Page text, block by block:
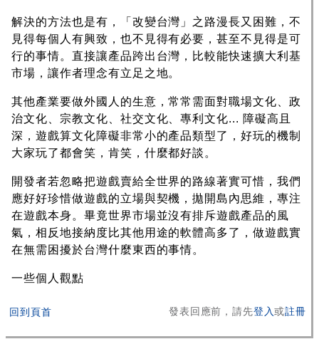
解決的方法也是有，「改變台灣」之路漫長又困難，不
見得每個人有興致，也不見得有必要，甚至不見得是可
行的事情。直接讓產品跨出台灣，比較能快速擴大利基
市場，讓作者理念有立足之地。
其他產業要做外國人的生意，常常需面對職場文化、政
治文化、宗教文化、社交文化、專利文化... 障礙高且
深，遊戲算文化障礙非常小的產品類型了，好玩的機制
大家玩了都會笑，肯笑，什麼都好談。
開發者若忽略把遊戲賣給全世界的路線著實可惜，我們
應好好珍惜做遊戲的立場與契機，拋開島內思維，專注
在遊戲本身。畢竟世界市場並沒有排斥遊戲產品的風
氣，相反地接納度比其他用途的軟體高多了，做遊戲實
在無需困擾於台灣什麼東西的事情。
一些個人觀點
回到頁首 發表回應前，請先登入或註冊